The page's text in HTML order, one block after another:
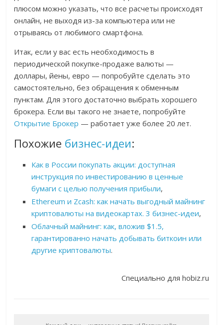
плюсом можно указать, что все расчеты происходят
онлайн, не выходя из-за компьютера или не
отрываясь от любимого смартфона.
Итак, если у вас есть необходимость в
периодической покупке-продаже валюты —
доллары, йены, евро — попробуйте сделать это
самостоятельно, без обращения к обменным
пунктам. Для этого достаточно выбрать хорошего
брокера. Если вы такого не знаете, попробуйте
Открытие Брокер — работает уже более 20 лет.
Похожие бизнес-идеи:
Как в России покупать акции: доступная
инструкция по инвестированию в ценные
бумаги с целью получения прибыли,
Ethereum и Zcash: как начать выгодный майнинг
криптовалюты на видеокартах. 3 бизнес-идеи,
Облачный майнинг: как, вложив $1.5,
гарантированно начать добывать биткоин или
другие криптовалюты.
Специально для hobiz.ru